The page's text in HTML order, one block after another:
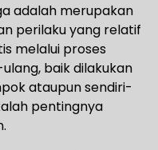
adalah merupakan
perilaku yang relatif
melalui proses
baik dilakukan
ataupun sendiri-
pentingnya